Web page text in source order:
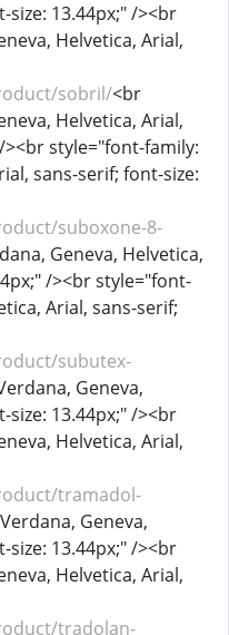
size: 13.44px;" /><br
Helvetica, Arial,
sobril/<br
Helvetica, Arial,
style="font-family:
sans-serif; font-size:
suboxone-8-
Geneva, Helvetica,
/><br style="font-
Arial, sans-serif;
subutex-
Geneva,
size: 13.44px;" /><br
Helvetica, Arial,
tramadol-
Geneva,
size: 13.44px;" /><br
Helvetica, Arial,
tradolan-